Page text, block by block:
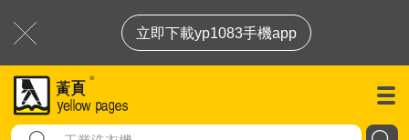
立即下載yp1083手機app